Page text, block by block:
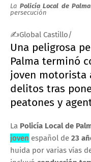
La Policía Local de Palma
persecución
✍Global Castillo/
Una peligrosa
Palma terminó
joven motorista
delitos tras
peatones y
La Policía Local de
joven español de 23
huida por varias vías